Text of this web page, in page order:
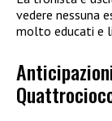
vedere nessuna
molto educati e